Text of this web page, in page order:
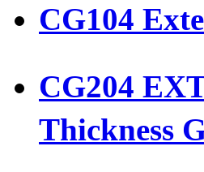
CG104
CG204
Thickness